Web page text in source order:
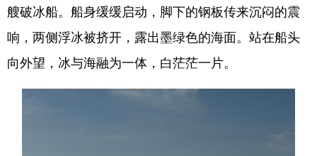
艘破冰船。船身缓缓启动，脚下的钢板传来沉闷的震
响，两侧浮冰被挤开，露出墨绿色的海面。站在船头
向外望，冰与海融为一体，白茫茫一片。